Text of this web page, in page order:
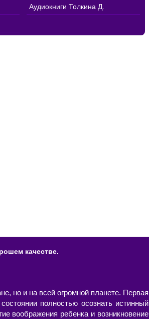
Аудиокниги Толкина Д.
качестве.
но и на всей огромной планете. Первая
полностью осознать истинный
воображения ребенка и возникновение